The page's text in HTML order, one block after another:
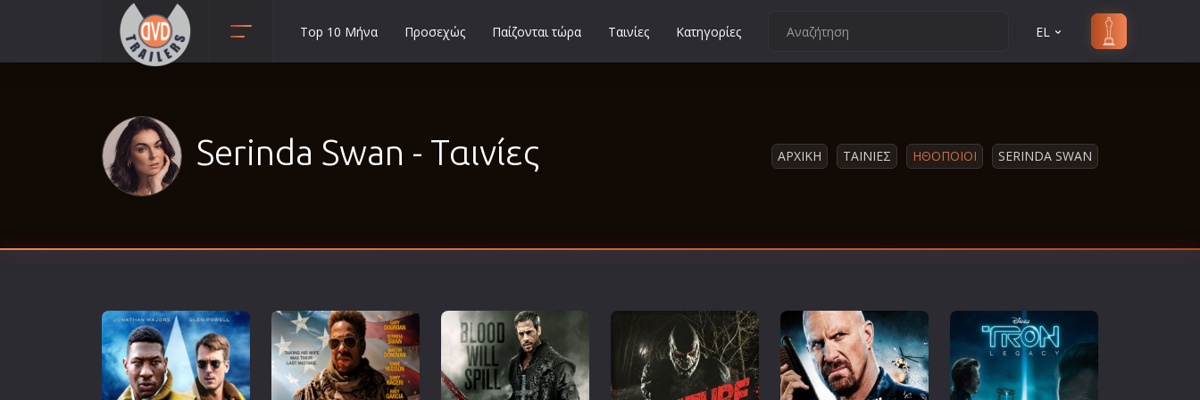
Αισθηματικές
Αισθησιακές
Βιογραφίες
Δράσης
Ελληνικός Κινηματογράφος
Επιβίωσης
Μικρού Μήκους
Μιούζικαλ
Νεανικές
Παιδικές
Περιπέτειες
Πολεμικές
Top 10 Μήνα Προσεχώς Παίζονται τώρα Ταινίες Κατηγορίες EL
Serinda Swan - Ταινίες ΑΡΧΙΚΗ ΤΑΙΝΙΕΣ ΗΘΟΠΟΙΟΙ SERINDA SWAN